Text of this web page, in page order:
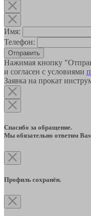
Имя:
Телефон:
Отправить
Нажимая кнопку
и согласен с условиями
Заявка на прокат
Спасибо за обращение.
Мы обязательно ответим
Профиль сохранён.